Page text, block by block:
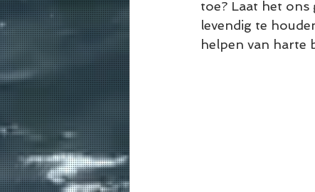
toe? Laat het
levendig te
helpen van harte